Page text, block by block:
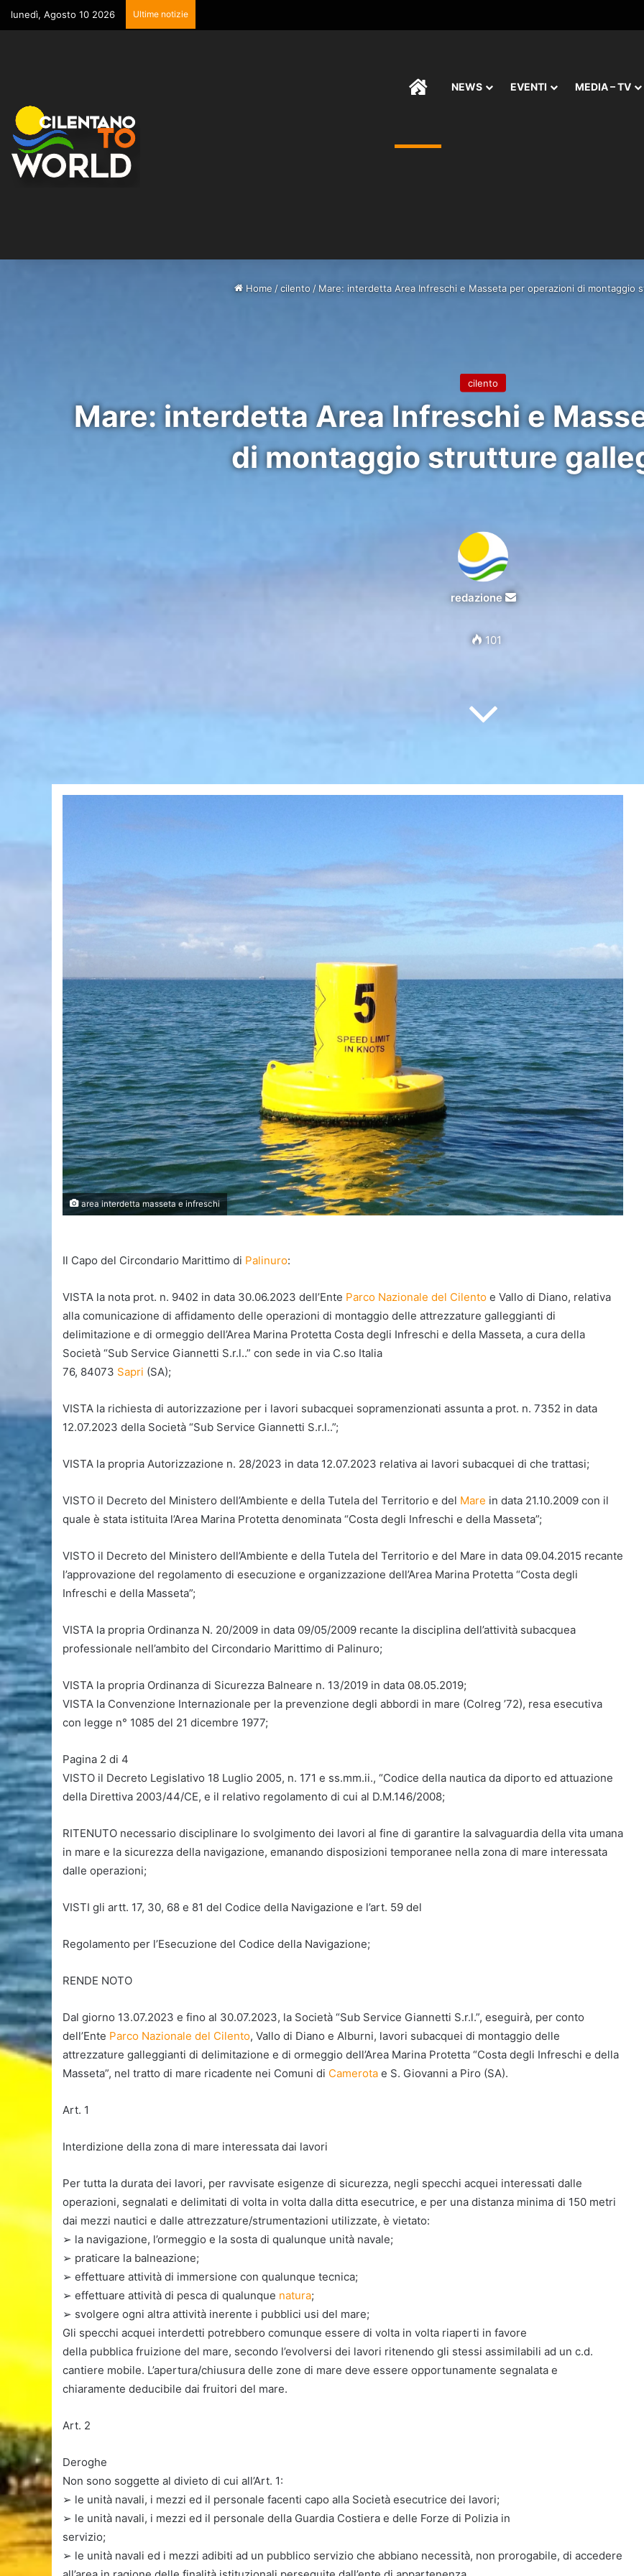
lunedì, Agosto 10 2026 Ultime notizie
HOMENEWS EVENTI MEDIA – TV
Home / cilento / Mare: interdetta Area Infreschi e Masseta per operazioni di montaggio
cilento
Mare: interdetta Area Infreschi e
di montaggio strutture
redazione
Invia
101
area interdetta masseta e infreschi
Il Capo del Circondario Marittimo di Palinuro:
VISTA la nota prot. n. 9402 in data 30.06.2023 dell’Ente Parco Nazionale del Cilento e Vallo di Diano, relativa
alla comunicazione di affidamento delle operazioni di montaggio delle attrezzature galleggianti di
delimitazione e di ormeggio dell’Area Marina Protetta Costa degli Infreschi e della Masseta, a cura della
Società “Sub Service Giannetti S.r.l..” con sede in via C.so Italia
76, 84073 Sapri (SA);
VISTA la richiesta di autorizzazione per i lavori subacquei sopramenzionati assunta a prot. n. 7352 in data
12.07.2023 della Società “Sub Service Giannetti S.r.l..”;
VISTA la propria Autorizzazione n. 28/2023 in data 12.07.2023 relativa ai lavori subacquei di che trattasi;
VISTO il Decreto del Ministero dell’Ambiente e della Tutela del Territorio e del Mare in data 21.10.2009 con il
quale è stata istituita l’Area Marina Protetta denominata “Costa degli Infreschi e della Masseta”;
VISTO il Decreto del Ministero dell’Ambiente e della Tutela del Territorio e del Mare in data 09.04.2015 recante
l’approvazione del regolamento di esecuzione e organizzazione dell’Area Marina Protetta “Costa degli
Infreschi e della Masseta”;
VISTA la propria Ordinanza N. 20/2009 in data 09/05/2009 recante la disciplina dell’attività subacquea
professionale nell’ambito del Circondario Marittimo di Palinuro;
VISTA la propria Ordinanza di Sicurezza Balneare n. 13/2019 in data 08.05.2019;
VISTA la Convenzione Internazionale per la prevenzione degli abbordi in mare (Colreg ’72), resa esecutiva
con legge n° 1085 del 21 dicembre 1977;
Pagina 2 di 4
VISTO il Decreto Legislativo 18 Luglio 2005, n. 171 e ss.mm.ii., “Codice della nautica da diporto ed attuazione
della Direttiva 2003/44/CE, e il relativo regolamento di cui al D.M.146/2008;
RITENUTO necessario disciplinare lo svolgimento dei lavori al fine di garantire la salvaguardia della vita umana
in mare e la sicurezza della navigazione, emanando disposizioni temporanee nella zona di mare interessata
dalle operazioni;
VISTI gli artt. 17, 30, 68 e 81 del Codice della Navigazione e l’art. 59 del
Regolamento per l’Esecuzione del Codice della Navigazione;
RENDE NOTO
Dal giorno 13.07.2023 e fino al 30.07.2023, la Società “Sub Service Giannetti S.r.l.”, eseguirà, per conto
dell’Ente Parco Nazionale del Cilento, Vallo di Diano e Alburni, lavori subacquei di montaggio delle
attrezzature galleggianti di delimitazione e di ormeggio dell’Area Marina Protetta “Costa degli Infreschi e della
Masseta”, nel tratto di mare ricadente nei Comuni di Camerota e S. Giovanni a Piro (SA).
Art. 1
Interdizione della zona di mare interessata dai lavori
Per tutta la durata dei lavori, per ravvisate esigenze di sicurezza, negli specchi acquei interessati dalle
operazioni, segnalati e delimitati di volta in volta dalla ditta esecutrice, e per una distanza minima di 150 metri
dai mezzi nautici e dalle attrezzature/strumentazioni utilizzate, è vietato:
➢ la navigazione, l’ormeggio e la sosta di qualunque unità navale;
➢ praticare la balneazione;
➢ effettuare attività di immersione con qualunque tecnica;
➢ effettuare attività di pesca di qualunque natura;
➢ svolgere ogni altra attività inerente i pubblici usi del mare;
Gli specchi acquei interdetti potrebbero comunque essere di volta in volta riaperti in favore
della pubblica fruizione del mare, secondo l’evolversi dei lavori ritenendo gli stessi assimilabili ad un c.d.
cantiere mobile. L’apertura/chiusura delle zone di mare deve essere opportunamente segnalata e
chiaramente deducibile dai fruitori del mare.
Art. 2
Deroghe
Non sono soggette al divieto di cui all’Art. 1:
➢ le unità navali, i mezzi ed il personale facenti capo alla Società esecutrice dei lavori;
➢ le unità navali, i mezzi ed il personale della Guardia Costiera e delle Forze di Polizia in
servizio;
➢ le unità navali ed i mezzi adibiti ad un pubblico servizio che abbiano necessità, non prorogabile, di accedere